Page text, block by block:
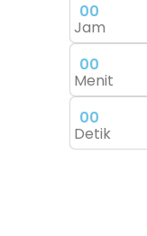
00
Jam
00
Menit
00
Detik